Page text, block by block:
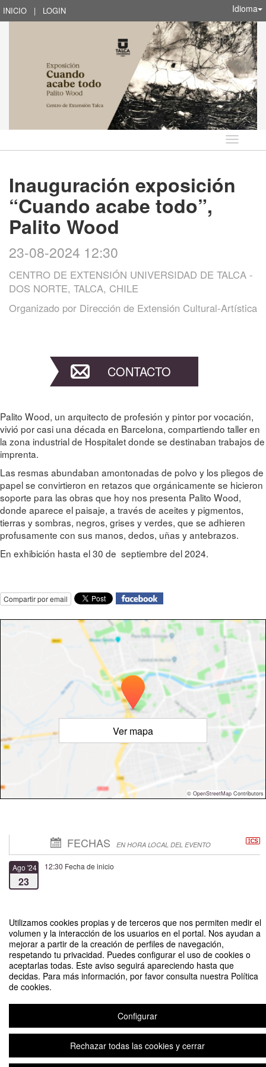
Utilizamos cookies propias y de terceros que nos permiten medir el
volumen y la interacción de los usuarios en el portal. Nos ayudan a
mejorar a partir de la creación de perfiles de navegación,
respetando tu privacidad. Puedes configurar el uso de cookies o
aceptarlas todas. Este aviso seguirá apareciendo hasta que
decidas. Para más información, por favor consulta nuestra Política
de cookies.
Configurar
Rechazar todas las cookies y cerrar
INICIO | LOGIN Idioma
Idioma
Inauguración exposición
“Cuando acabe todo”,
Palito Wood
23-08-2024 12:30
CENTRO DE EXTENSIÓN UNIVERSIDAD DE TALCA -
DOS NORTE, TALCA, CHILE
Organizado por Dirección de Extensión Cultural-Artística
CONTACTO
Palito Wood, un arquitecto de profesión y pintor por vocación,
vivió por casi una década en Barcelona, compartiendo taller en
la zona industrial de Hospitalet donde se destinaban trabajos de
imprenta.
Las resmas abundaban amontonadas de polvo y los pliegos de
papel se convirtieron en retazos que orgánicamente se hicieron
soporte para las obras que hoy nos presenta Palito Wood,
donde aparece el paisaje, a través de aceites y pigmentos,
tierras y sombras, negros, grises y verdes, que se adhieren
profusamente con sus manos, dedos, uñas y antebrazos.
En exhibición hasta el 30 de septiembre del 2024.
Compartir por email
Ver mapa
© OpenStreetMap Contributors
FECHAS EN HORA LOCAL DEL EVENTO
Ago '24
23
12:30 Fecha de inicio
30
Inauguración exposición “Cuando acabe todo”, Palito Wood
Contacto
Plataforma de organización de eventos Symposium